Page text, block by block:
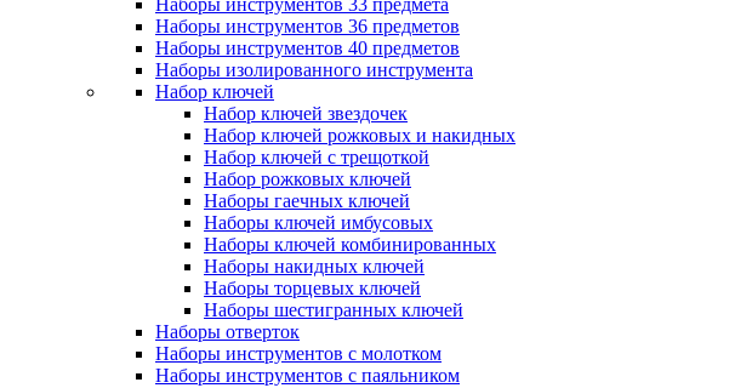
Наборы инструментов 33 предмета
Наборы инструментов 36 предметов
Наборы инструментов 40 предметов
Наборы изолированного инструмента
Набор ключей
Набор ключей звездочек
Набор ключей рожковых и накидных
Набор ключей с трещоткой
Набор рожковых ключей
Наборы гаечных ключей
Наборы ключей имбусовых
Наборы ключей комбинированных
Наборы накидных ключей
Наборы торцевых ключей
Наборы шестигранных ключей
Наборы отверток
Наборы инструментов с молотком
Наборы инструментов с паяльником